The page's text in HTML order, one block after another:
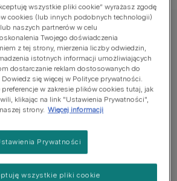
Delikatne
w Galaretce
nie dodano głosów
Delikatne Kawałki z
wszystkie pliki cookie” wyrażasz zgodę
cookies (lub innych podobnych technologii)
naszych partnerów w celu
Twojego doświadczenia
z tej strony, mierzenia liczby odwiedzin,
istotnych informacji umożliwiających
dostarczanie reklam dostosowanych do
się więcej w Polityce prywatności.
w zakresie plików cookies tutaj, jak
klikając na link "Ustawienia Prywatności",
strony. Więcej informacji
Prywatności
wszystkie pliki cookie